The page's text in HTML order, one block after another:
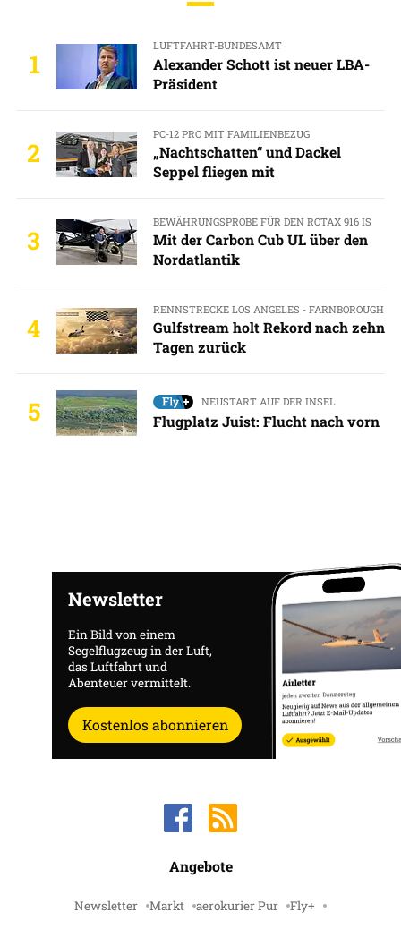
1
LUFTFAHRT-BUNDESAMT
Alexander Schott ist neuer LBA-
Präsident
2
PC-12 PRO MIT FAMILIENBEZUG
„Nachtschatten“ und Dackel
Seppel fliegen mit
3
BEWÄHRUNGSPROBE FÜR DEN ROTAX 916 IS
Mit der Carbon Cub UL über den
Nordatlantik
4
RENNSTRECKE LOS ANGELES - FARNBOROUGH
Gulfstream holt Rekord nach zehn
Tagen zurück
5 NEUSTART AUF DER INSEL
Flugplatz Juist: Flucht nach vorn
Newsletter
Ein Bild von einem
Segelflugzeug in der Luft,
das Luftfahrt und
Abenteuer vermittelt.
Kostenlos abonnieren
Angebote
Newsletter Markt aerokurier Pur Fly+